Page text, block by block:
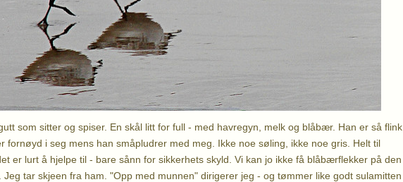
som sitter og spiser. En skål litt for full - med havregyn, melk og blåbær. Han er så flink,
fornøyd i seg mens han småpludrer med meg. Ikke noe søling, ikke noe gris. Helt til
er lurt å hjelpe til - bare sånn for sikkerhets skyld. Vi kan jo ikke få blåbærflekker på den
Jeg tar skjeen fra ham. "Opp med munnen" dirigerer jeg - og tømmer like godt sulamitten